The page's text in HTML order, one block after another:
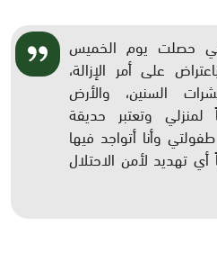
حصلت يوم الخميس
على أمر الإزالة،
السنين، والأرض
وتعتبر حديقة
وأنا أتواجد فيها
تهديد لأمن الاحتلال